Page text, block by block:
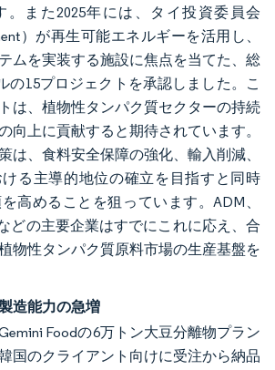
。また2025年には、タイ投資委員会
）が再生可能エネルギーを活用し、
ムを実装する施設に焦点を当てた、総
の15プロジェクトを承認しました。こ
は、植物性タンパク質セクターの持続
向上に貢献すると期待されています。
は、食料安全保障の強化、輸入削減、
る主導的地位の確立を目指すと同時
高めることを狙っています。ADM、
どの主要企業はすでにこれに応え、合
物性タンパク質原料市場の生産基盤を
造能力の急増
Foodの6万トン大豆分離物プラン
国のクライアント向けに受注から納品